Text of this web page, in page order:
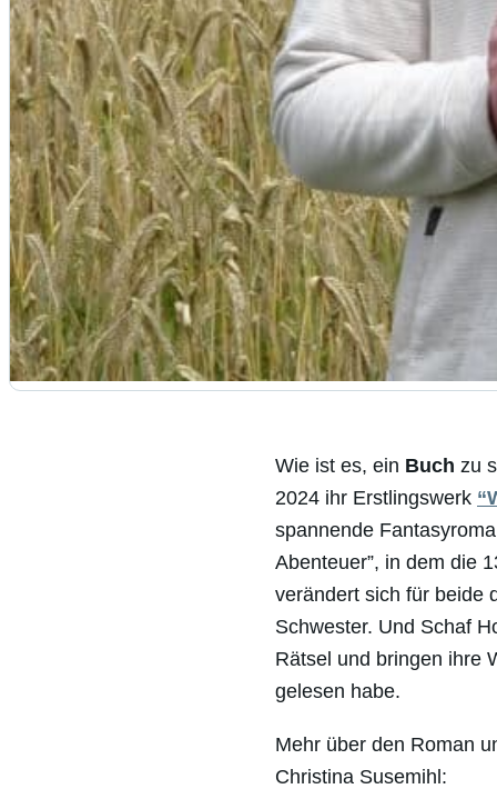
Wie ist es, ein Buch zu
2024 ihr Erstlingswerk
spannende
Abenteuer”, in dem die
verändert sich für beide
Schwester. Und Schaf
Rätsel und bringen ihre
gelesen habe.
Mehr über den Roman
Christina Susemihl: